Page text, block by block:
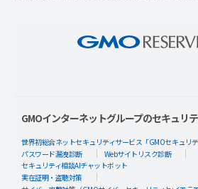
GMOインターネットグループのセキュリ
世界初総合ネットセキュリティサービス「GMOセキュリテ
パスワード漏洩診断
Webサイトリスク診断
セキュリティ相談AIチャットボット
実在証明・盗聴対策